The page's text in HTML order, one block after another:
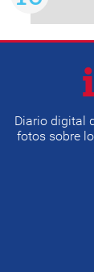
Diario digital
fotos sobre